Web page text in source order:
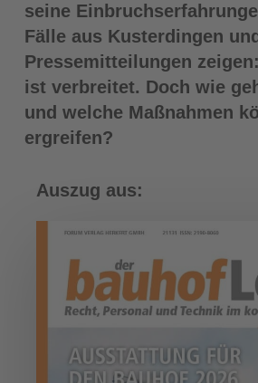
seine
Fälle aus Kusterdingen
Pressemitteilungen
ist verbreitet. Doch wie
und welche Maßnahmen
ergreifen?
Auszug aus: